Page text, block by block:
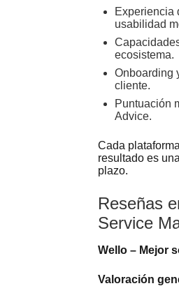
Experiencia
usabilidad
ecosistema.
Onboarding
cliente.
Puntuación
Advice.
Cada
resultado es
plazo.
Reseñas
Service
Wello – Mejor
Valoración